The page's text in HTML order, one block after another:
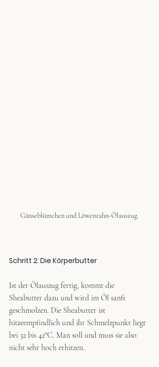
Gänseblümchen und Löwenzahn-Ölauszug.
Schritt 2: Die Körperbutter
Ist der Ölauszug fertig, kommt die
Sheabutter dazu und wird im Öl sanft
geschmolzen. Die Sheabutter ist
hitzeempfindlich und ihr Schmelzpunkt liegt
bei 32 bis 42°C. Man soll und muss sie also
nicht sehr hoch erhitzen.